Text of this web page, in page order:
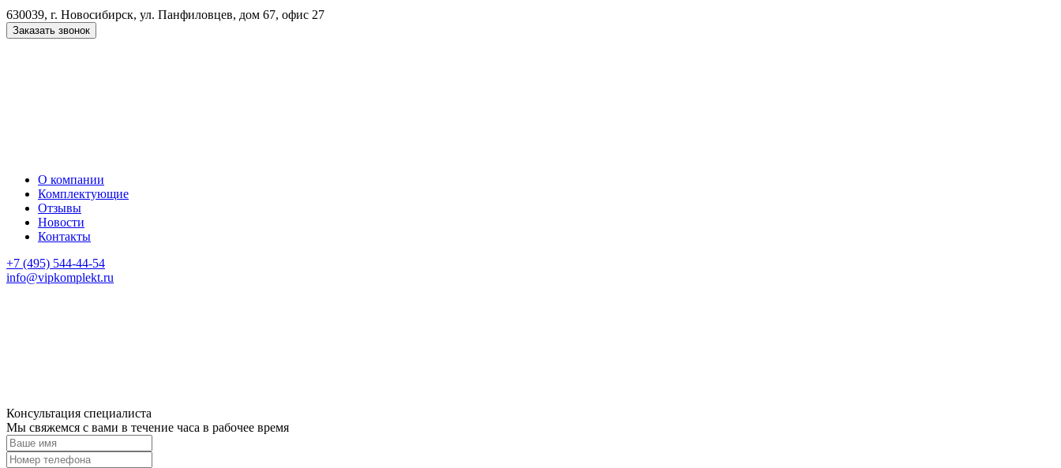
630039, г. Новосибирск, ул. Панфиловцев, дом 67, офис 27
Заказать звонок
О компании
Комплектующие
Отзывы
Новости
Контакты
+7 (495) 544-44-54
info@vipkomplekt.ru
Консультация специалиста
Мы свяжемся с вами в течение часа в рабочее время